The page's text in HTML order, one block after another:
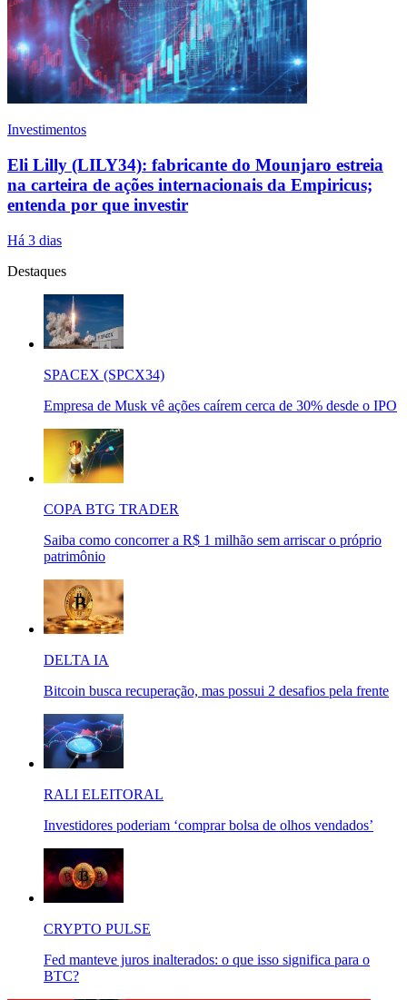
Investimentos
Eli Lilly (LILY34): fabricante do Mounjaro estreia
na carteira de ações internacionais da Empiricus;
entenda por que investir
Há 3 dias
Destaques
SPACEX (SPCX34)
Empresa de Musk vê ações caírem cerca de 30% desde o IPO
COPA BTG TRADER
Saiba como concorrer a R$ 1 milhão sem arriscar o próprio
patrimônio
DELTA IA
Bitcoin busca recuperação, mas possui 2 desafios pela frente
RALI ELEITORAL
Investidores poderiam ‘comprar bolsa de olhos vendados’
CRYPTO PULSE
Fed manteve juros inalterados: o que isso significa para o
BTC?